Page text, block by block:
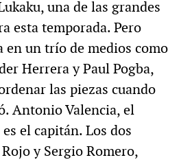
una de las grandes
esta temporada. Pero
en un trío de medios como
Herrera y Paul Pogba,
las piezas cuando
Antonio Valencia, el
el capitán. Los dos
y Sergio Romero,